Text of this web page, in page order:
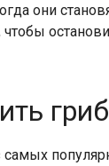
они